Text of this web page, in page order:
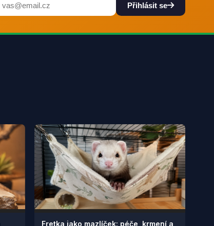
Přihlásit se
Fretka jako mazlíček: péče, krmení a